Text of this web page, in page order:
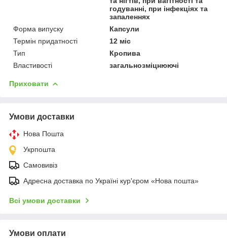
годуванні, при інфекціях та
запаленнях
Форма випуску
Капсули
Термін придатності
12 міс
Тип
Кропива
Властивості
загальнозміцнюючі
Приховати
Умови доставки
Нова Пошта
Укрпошта
Самовивіз
Адресна доставка по Україні кур'єром «Нова пошта»
Всі умови доставки
Умови оплати